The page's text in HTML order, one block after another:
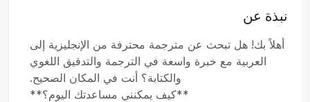
نبذة عن
أهلاً بك! هل تبحث عن مترجمة محترفة من الإنجليزية إلى
العربية مع خبرة واسعة في الترجمة والتدقيق اللغوي
والكتابة؟ أنت في المكان الصحيح.
**كيف يمكنني مساعدتك اليوم؟**